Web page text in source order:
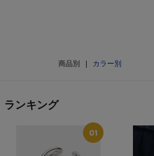
商品別 カラー別
ランキング